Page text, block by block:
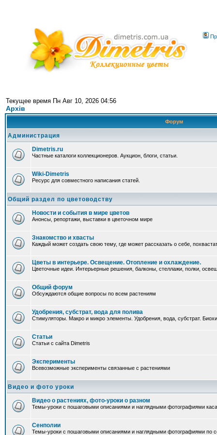
Текущее время Пн Авг 10, 2026 04:56
Архів
Форум
Администрация
Dimetris.ru
Частные каталоги коллекционеров. Аукцион, блоги, статьи.
Wiki-Dimetris
Ресурс для совместного написания статей.
Общий раздел по цветоводству
Новости и события в мире цветов
Анонсы, репортажи, выставки в цветочном мире
Знакомство и хвасты
Каждый может создать свою тему, где может рассказать о себе,
Цветы в интерьере. Освещение. Отопление и охлаждение.
Цветочные идеи. Интерьерные решения, балконы, стеллажи, полки,
Общий форум
Обсуждаются общие вопросы по всем растениям
Удобрения, субстрат, вода для полива
Стимуляторы. Макро и микро элементы. Удобрения, вода, субстрат.
Статьи
Статьи с сайта Dimetris
Эксперименты
Всевозможные эксперименты связанные с растениями
Видео и фото уроки
Видео о растениях, фото-уроки о разном
Темы-уроки с пошаговыми описаниями и наглядными фотографиями
Сенполии
Темы-уроки с пошаговыми описаниями и наглядными фотографиями по